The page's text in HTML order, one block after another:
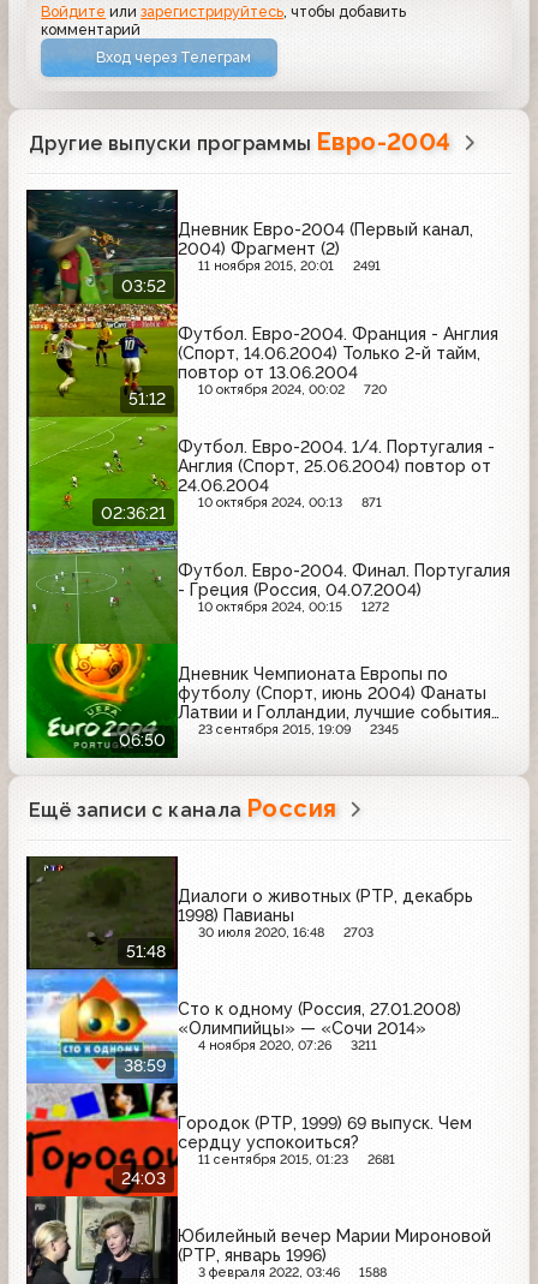
Войдите илизарегистрируйтесь , чтобы добавить
комментарий
Вход через Телеграм
Другие выпуски программы Евро-2004
03:52
Дневник Евро-2004 (Первый канал,
2004) Фрагмент (2)
11 ноября 2015, 20:01 2491
51:12
Футбол. Евро-2004. Франция - Англия
(Спорт, 14.06.2004) Только 2-й тайм,
повтор от 13.06.2004
10 октября 2024, 00:02 720
02:36:21
Футбол. Евро-2004. 1/4. Португалия -
Англия (Спорт, 25.06.2004) повтор от
24.06.2004
10 октября 2024, 00:13 871
Футбол. Евро-2004. Финал. Португалия
- Греция (Россия, 04.07.2004)
10 октября 2024, 00:15 1272
06:50
Дневник Чемпионата Европы по
футболу (Спорт, июнь 2004) Фанаты
Латвии и Голландии, лучшие события
3-го тура
23 сентября 2015, 19:09 2345
Ещё записи с канала Россия
51:48
Диалоги о животных (РТР, декабрь
1998) Павианы
30 июля 2020, 16:48 2703
38:59
Сто к одному (Россия, 27.01.2008)
«Олимпийцы» — «Сочи 2014»
4 ноября 2020, 07:26 3211
24:03
Городок (РТР, 1999) 69 выпуск. Чем
сердцу успокоиться?
11 сентября 2015, 01:23 2681
Юбилейный вечер Марии Мироновой
(РТР, январь 1996)
3 февраля 2022, 03:46 1588